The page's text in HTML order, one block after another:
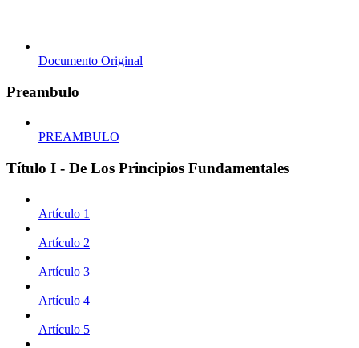
Documento Original
Preambulo
PREAMBULO
Título I - De Los Principios Fundamentales
Artículo 1
Artículo 2
Artículo 3
Artículo 4
Artículo 5